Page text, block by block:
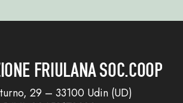
FRIULANA SOC.COOP
29 – 33100 Udin (UD)